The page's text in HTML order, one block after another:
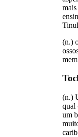
(n.)
(n.)
qual
um